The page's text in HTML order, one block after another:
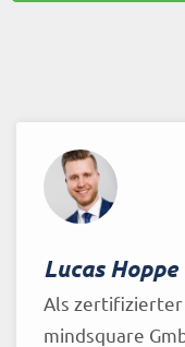
Lucas Hoppe
Als zertifizierter
mindsquare